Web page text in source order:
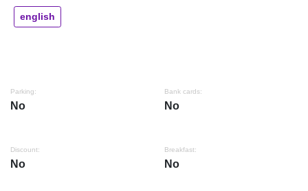
english
Parking:
No
Bank cards:
No
Discount:
No
Breakfast:
No